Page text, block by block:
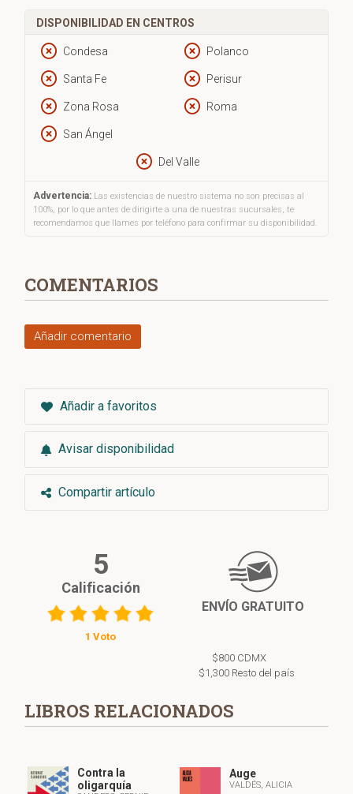
punto crítico donde poder y dinero actúan en connivencia.
DISPONIBILIDAD EN CENTROS
Condesa Polanco
Santa Fe Perisur
Zona Rosa Roma
San Ángel
Del Valle
Advertencia: Las existencias de nuestro sistema no son precisas al
100%, por lo que antes de dirigirte a una de nuestras sucursales, te
recomendamos que llames por teléfono para confirmar su disponibilidad.
COMENTARIOS
Añadir comentario
Añadir a favoritos
Avisar disponibilidad
Compartir artículo
5
Calificación
1 Voto
ENVÍO GRATUITO
$800 CDMX
$1,300 Resto del país
LIBROS RELACIONADOS
Contra la
oligarquía
Auge
VALDÉS, ALICIA